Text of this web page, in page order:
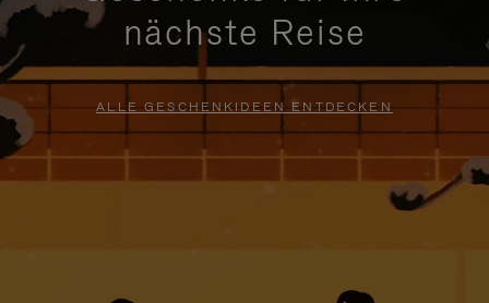
nächste Reise
ALLE GESCHENKIDEEN ENTDECKEN